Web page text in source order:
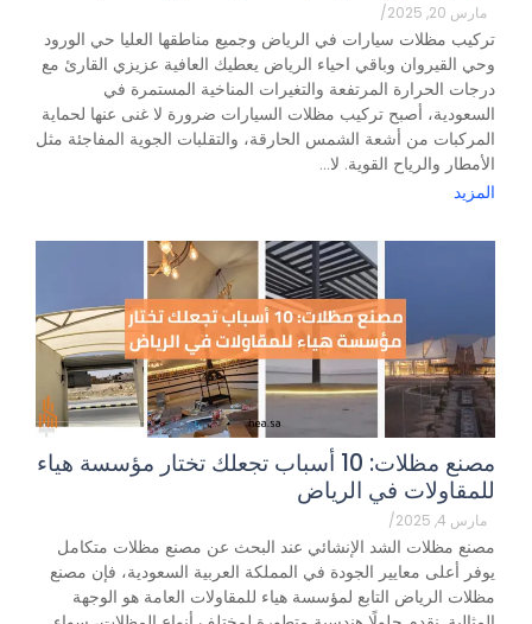
مارس 20, 2025 /
تركيب مظلات سيارات في الرياض وجميع مناطقها العليا حي الورود
وحي القيروان وباقي احياء الرياض يعطيك العافية عزيزي القارئ مع
درجات الحرارة المرتفعة والتغيرات المناخية المستمرة في
السعودية، أصبح تركيب مظلات السيارات ضرورة لا غنى عنها لحماية
المركبات من أشعة الشمس الحارقة، والتقلبات الجوية المفاجئة مثل
الأمطار والرياح القوية. لا...
المزيد
مصنع مظلات: 10 أسباب تجعلك تختار مؤسسة هياء
للمقاولات في الرياض
مارس 4, 2025 /
مصنع مظلات الشد الإنشائي عند البحث عن مصنع مظلات متكامل
يوفر أعلى معايير الجودة في المملكة العربية السعودية، فإن مصنع
مظلات الرياض التابع لمؤسسة هياء للمقاولات العامة هو الوجهة